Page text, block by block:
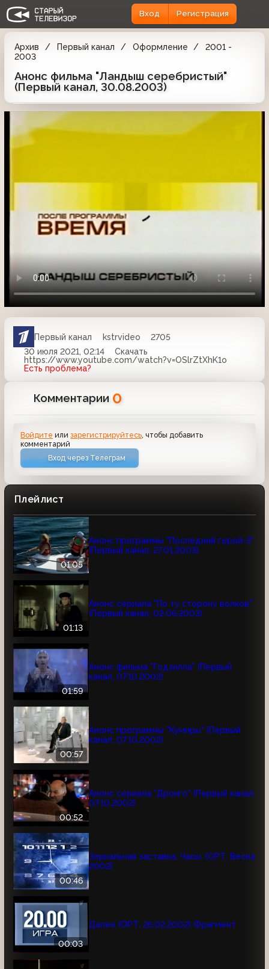
Вход Регистрация
Архив Первый канал Оформление
2001 -
2003
Анонс фильма "Ландыш серебристый"
(Первый канал, 30.08.2003)
Первый канал kstrvideo
2705
30 июля 2021, 02:14
Скачать
https://www.youtube.com/watch?v=OSlrZtXhK1o
Есть проблема?
Комментарии 0
Войдите илизарегистрируйтесь, чтобы добавить
комментарий
Вход через Телеграм
Плейлист
01:05
Анонс программы "Последний герой-3"
(Первый канал, 27.01.2003)
01:13
Анонс сериала "По ту сторону волков"
(Первый канал, 02.06.2003)
01:59
Анонс фильма "Годзилла" (Первый
канал, 07.10.2002)
00:57
Анонс программы "Кумиры" (Первый
канал, 07.10.2002)
00:52
Анонс сериала "Дронго" (Первый канал,
07.10.2002)
00:46
Зеркальная заставка, Часы. (ОРТ, Весна
2002)
00:03
Далее (ОРТ, 26.02.2002) Фрагмент